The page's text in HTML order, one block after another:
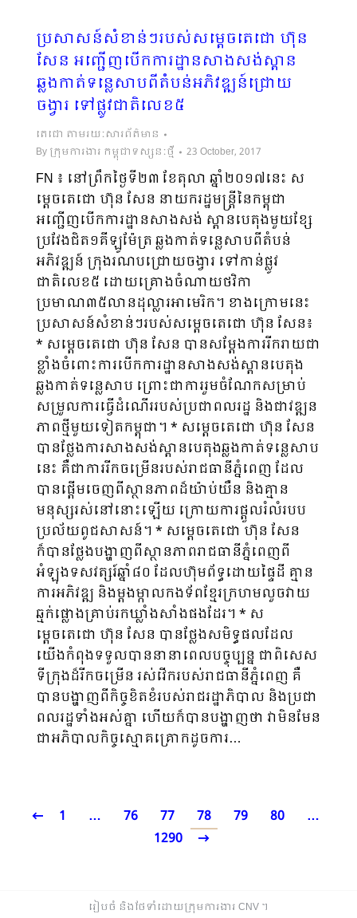
ប្រសាសន៍សំខាន់ៗរបស់សម្តេចតេជោ ហ៊ុន
សែន អញ្ជើញបើកការដ្ឋានសាងសង់ស្ពាន
ឆ្លងកាត់ទន្លេសាបពីតំបន់អភិវឌ្ឍន៍ជ្រោយ
ចង្វារ ទៅផ្លូវជាតិលេខ៥
តេជោ តាមរយៈសារព័ត៌មាន
By ក្រុមការងារ កម្ពុជាទស្សនៈថ្មី 23 October, 2017
FN ៖ នៅព្រឹកថ្ងៃទី២៣ ខែតុលា ឆ្នាំ២០១៧នេះ ស
ម្តេចតេជោ ហ៊ុន សែន នាយករដ្ឋមន្រ្តីនៃកម្ពុជា
អញ្ជើញបើកការដ្ឋានសាងសង់ ស្ពានបេតុងមួយខ្សែ
ប្រវែងជិត១គីឡូម៉ែត្រ ឆ្លងកាត់ទន្លេសាបពីតំបន់
អភិវឌ្ឍន៍ ក្រុងរណបជ្រោយចង្វារ ទៅកាន់ផ្លូវ
ជាតិលេខ៥ ដោយគ្រោងចំណាយថវិកា
ប្រមាណ៣៥លានដុល្លារអាមេរិក។ ខាងក្រោមនេះ
ប្រសាសន៍សំខាន់ៗរបស់សម្តេចតេជោ ហ៊ុន សែន៖
* សម្តេចតេជោ ហ៊ុន សែន បានសម្តែងការរីករាយជា
ខ្លាំងចំពោះការបើកការដ្ឋានសាងសង់ស្ពានបេតុង
ឆ្លងកាត់ទន្លេសាប ព្រោះជាការរួមចំណែកសម្រាប់
សម្រួលការធ្វើដំណើររបស់ប្រជាពលរដ្ឋ និងជាវឌ្ឍន
ភាពថ្មីមួយទៀតកម្ពុជា។ * សម្តេចតេជោ ហ៊ុន សែន
បានថ្លែងការសាងសង់ស្ពានបេតុងឆ្លងកាត់ទន្លេសាប
នេះ គឺជាការរីកចម្រើនរបស់រាជធានីភ្នំពេញ ដែល
បានផ្តើមចេញពីស្ថានភាពដ៏យ៉ាប់យឺន និងគ្មាន
មនុស្សរស់នៅនោះឡើយ ក្រោយការផ្តួលរំលំរបប
ប្រល័យពូជសាសន៍។ * សម្តេចតេជោ ហ៊ុន សែន
ក៏បានថ្លែងបង្ហាញពីស្ថានភាពរាជធានីភ្នំពេញពី
អំឡុងទសវត្សរ៍ឆ្នាំ៨០ ដែលហ៊ុមព័ទ្ធដោយផ្ទៃដី គ្មាន
ការអភិវឌ្ឍ និងម្តងម្កាលកងទ័ពខ្មែរក្រហមលួចវាយ
ឆ្មក់ផ្លោងគ្រាប់រកឃ្លាំងសាំងផងដែរ។ * ស
ម្តេចតេជោ ហ៊ុន សែន បានថ្លែងសមិទ្ធផលដែល
យើងកំពុងទទួលបាននានាពេលបច្ចុប្បន្ន ជាពិសេស
ទីក្រុងដ៏រីកចម្រើន រស់វើករបស់រាជធានីភ្នំពេញ គឺ
បានបង្ហាញពីកិច្ចខិតខំរបស់រាជរដ្ឋាភិបាល និងប្រជា
ពលរដ្ឋទាំងអស់គ្នា ហើយក៏បានបង្ហាញថា វាមិនមែន
ជាអភិបាលកិច្ចស្មោគគ្រោកដូចការ…
1 … 76 77 78 79 80
…
1290
រៀបចំ និងថែទាំដោយក្រុមការងារ CNV ​។